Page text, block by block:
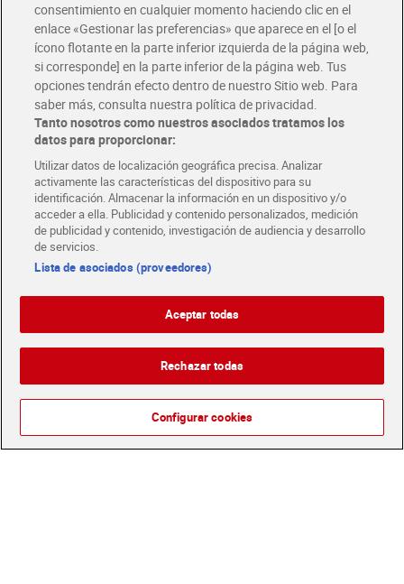
Envío gratis por compras superiores a 100€
Envío estandar por 4,99€
Glovo y Uber Eats
Solicita tu factura de Glovo o Uber Eats
Únete al CLUB Dia
Disfruta las ventajas y ofertas exclusivas.
Descárgate la APP Dia
Folletos y Tiendas
Descubre las mejores ofertas y busca tu tienda más cercana
Te devuelve hasta 8€/mes de tus compras.
¡Solicita tu tarjeta de crédito aquí!
COMER MEJOR CADA DIA
consentimiento en cualquier momento haciendo clic en el
enlace «Gestionar las preferencias» que aparece en el [o el
ícono flotante en la parte inferior izquierda de la página web,
si corresponde] en la parte inferior de la página web. Tus
opciones tendrán efecto dentro de nuestro Sitio web. Para
saber más, consulta nuestra política de privacidad.
Tanto nosotros como nuestros asociados tratamos los
datos para proporcionar:
Utilizar datos de localización geográfica precisa. Analizar
activamente las características del dispositivo para su
identificación. Almacenar la información en un dispositivo y/o
acceder a ella. Publicidad y contenido personalizados, medición
de publicidad y contenido, investigación de audiencia y desarrollo
de servicios.
Lista de asociados (proveedores)
Aceptar todas
Rechazar todas
Configurar cookies